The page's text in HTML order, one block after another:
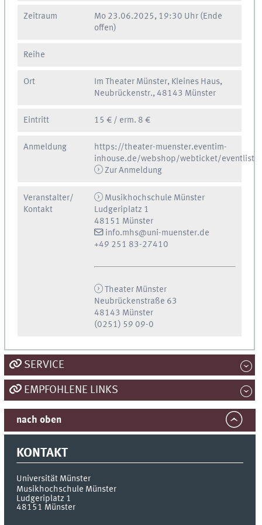
Zeitraum Mo 23.06.2025, 19:30 Uhr (Ende
offen)
Reihe
Ort
Im Theater Münster, Kleines Haus,
Neubrückenstr., 48143 Münster
Eintritt 15 € / erm. 8 €
Anmeldung
https://theater-muenster.eventim-
inhouse.de/webshop/webticket/eventlist
Zur Anmeldung
Veranstalter/
Kontakt
Musikhochschule Münster
Ludgeriplatz 1
48151 Münster
info.mhs@uni-muenster.de
+49 251 83-27410
Theater Münster
Neubrückenstraße 63
48143 Münster
(0251) 59 09-0
SERVICE
EMPFOHLENE LINKS
nach oben
KONTAKT
Universität Münster
Musikhochschule Münster
Ludgeriplatz 1
48151 Münster